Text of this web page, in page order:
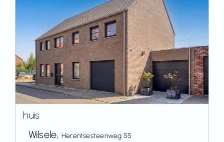
huis
Wilsele, Herentsesteenweg 55